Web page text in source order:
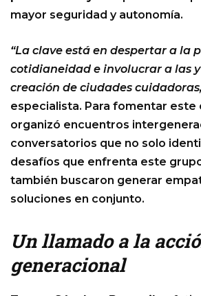
mayor seguridad y autonomía.
“La clave está en despertar a la
cotidianeidad e involucrar a las
creación de ciudades
especialista. Para fomentar este
organizó encuentros
conversatorios que no solo
desafíos que enfrenta este
también buscaron generar
soluciones en conjunto.
Un llamado a la
generacional